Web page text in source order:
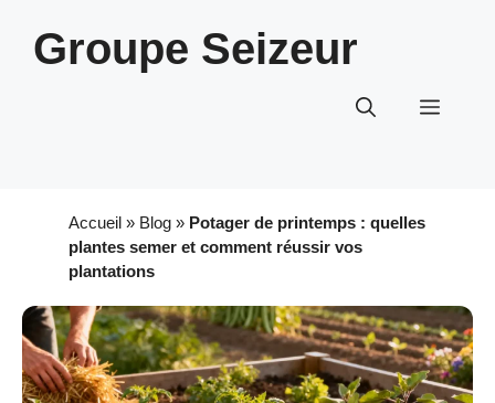
contenuGroupe Seizeur
Menu
Accueil » Blog » Potager de printemps : quelles
plantes semer et comment réussir vos
plantations